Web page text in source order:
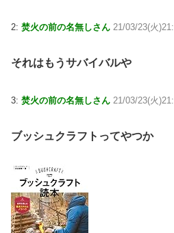
2: 焚火の前の名無しさん 21/03/23(火
それはもうサバイバルや
3: 焚火の前の名無しさん 21/03/23(火
ブッシュクラフトってやつか